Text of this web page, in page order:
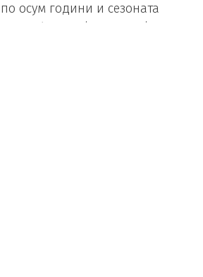
осум години и сезоната
за Леброн Џејмс во Охајо.